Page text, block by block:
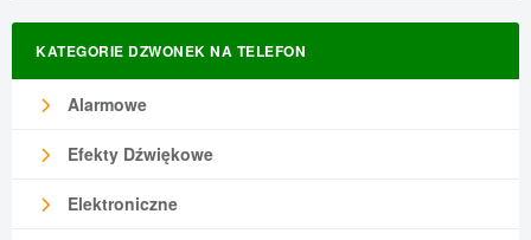
KATEGORIE DZWONEK NA TELEFON
Alarmowe
Efekty Dźwiękowe
Elektroniczne